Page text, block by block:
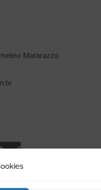
Matarazzo